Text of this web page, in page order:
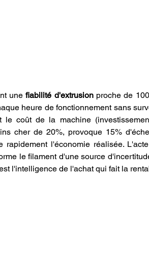
une fiabilité d'extrusion proche de
heure de fonctionnement sans
coût de la machine
cher de 20%, provoque 15%
l'économie réalisée.
le filament d'une source
l'intelligence de l'achat qui fait la